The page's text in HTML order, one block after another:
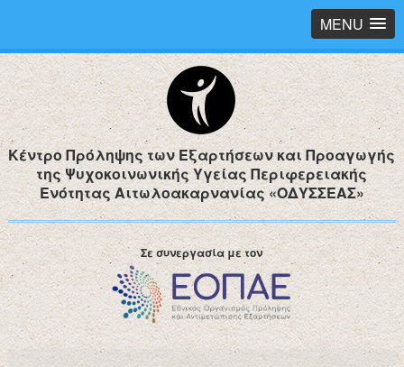
MENU
Κέντρο Πρόληψης των Εξαρτήσεων και Προαγωγής
της Ψυχοκοινωνικής Υγείας Περιφερειακής
Ενότητας Αιτωλοακαρνανίας «ΟΔΥΣΣΕΑΣ»
Σε συνεργασία με τον